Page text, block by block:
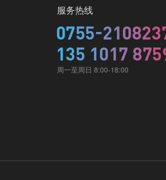
服务热线
周一至周日 8:00-18:00